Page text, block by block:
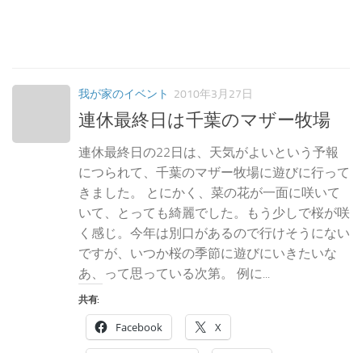
我が家のイベント 2010年3月27日
連休最終日は千葉のマザー牧場
連休最終日の22日は、天気がよいという予報
につられて、千葉のマザー牧場に遊びに行って
きました。 とにかく、菜の花が一面に咲いて
いて、とっても綺麗でした。もう少しで桜が咲
く感じ。今年は別口があるので行けそうにない
ですが、いつか桜の季節に遊びにいきたいな
あ、って思っている次第。 例に...
共有:
Facebook X